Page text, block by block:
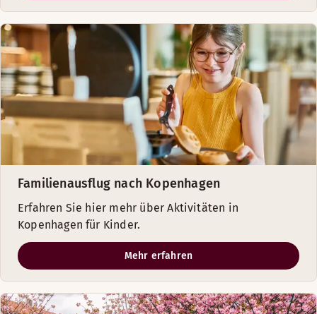
Familienausflug nach Kopenhagen
Erfahren Sie hier mehr über Aktivitäten in
Kopenhagen für Kinder.
Mehr erfahren